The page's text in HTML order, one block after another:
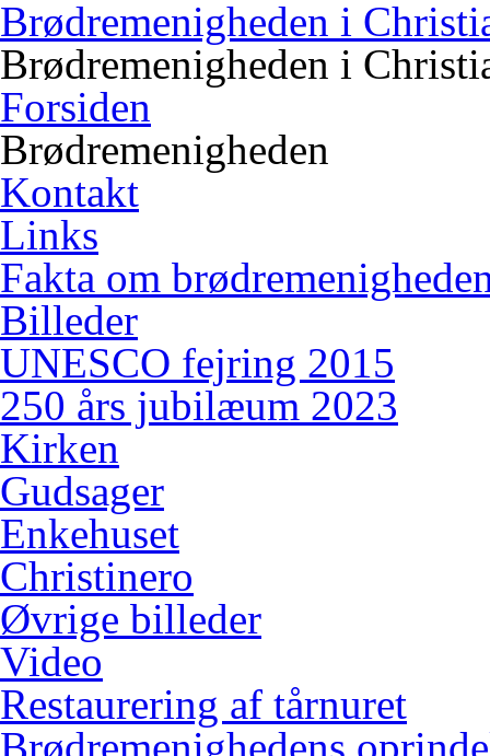
Brødremenigheden i
Brødremenigheden i
Forsiden
Brødremenigheden
Kontakt
Links
Fakta om
Billeder
UNESCO fejring 2015
250 års jubilæum 2023
Kirken
Gudsager
Enkehuset
Christinero
Øvrige billeder
Video
Restaurering af tårnuret